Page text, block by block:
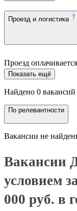
Проезд и логистика
Проезд оплачивается
Показать ещё
Найдено 0 вакансий
По релевантности
Вакансии не
Вакансии
условием
000 руб. в